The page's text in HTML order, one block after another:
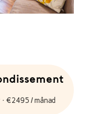
€2495 / månad